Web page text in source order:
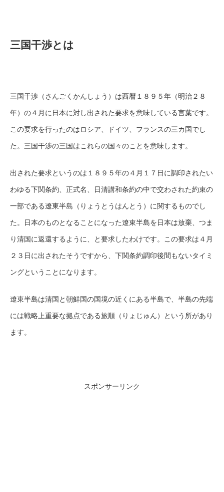
三国干渉とは
三国干渉（さんごくかんしょう）は西暦１８９５年（明治２８
年）の４月に日本に対し出された要求を意味している言葉です。
この要求を行ったのはロシア、ドイツ、フランスの三カ国でし
た。三国干渉の三国はこれらの国々のことを意味します。
出された要求というのは１８９５年の４月１７日に調印されたい
わゆる下関条約、正式名、日清講和条約の中で交わされた約束の
一部である遼東半島（りょうとうはんとう）に関するものでし
た。日本のものとなることになった遼東半島を日本は放棄、つま
り清国に返還するように、と要求したわけです。この要求は４月
２３日に出されたそうですから、下関条約調印後間もないタイミ
ングということになります。
遼東半島は清国と朝鮮国の国境の近くにある半島で、半島の先端
には戦略上重要な拠点である旅順（りょじゅん）という所があり
ます。
スポンサーリンク